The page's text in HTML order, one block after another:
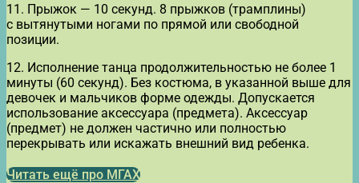
11. Прыжок — 10 секунд. 8 прыжков (трамплины)
с вытянутыми ногами по прямой или свободной
позиции.
12. Исполнение танца продолжительностью не более 1
минуты (60 секунд). Без костюма, в указанной выше для
девочек и мальчиков форме одежды. Допускается
использование аксессуара (предмета). Аксессуар
(предмет) не должен частично или полностью
перекрывать или искажать внешний вид ребенка.
Читать ещё про МГАХ